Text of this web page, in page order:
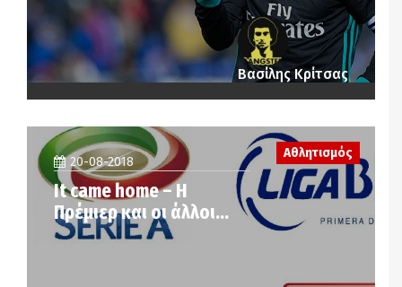
Βασίλης Κρίτσας
20-08-2018
It came home – Η
Πρέμιερ και οι άλλοι…
Αθλητισμός